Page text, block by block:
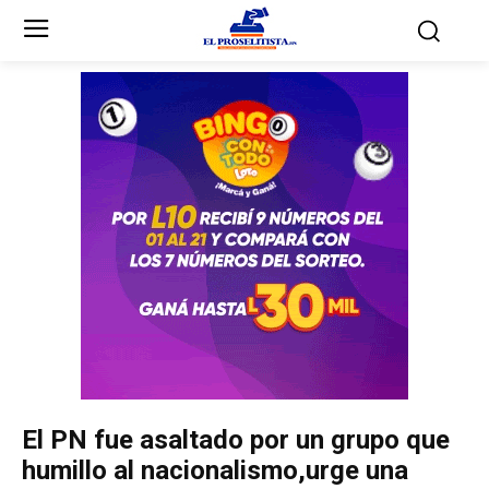
Partidos Políticos
Partido Liberal
Unificación Democrática
Anticorrupción
Partidos Políticos
Partido Liberal
Unificación Democrática
Anticorrupción
El PN fue asaltado por un grupo que
humillo al nacionalismo,urge una